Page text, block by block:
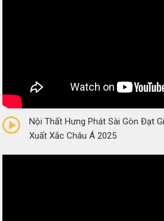
(0 Reviews)
Nội Thất Hưng Phát Sài Gòn Đạt
Xuất Xắc Châu Á 2025